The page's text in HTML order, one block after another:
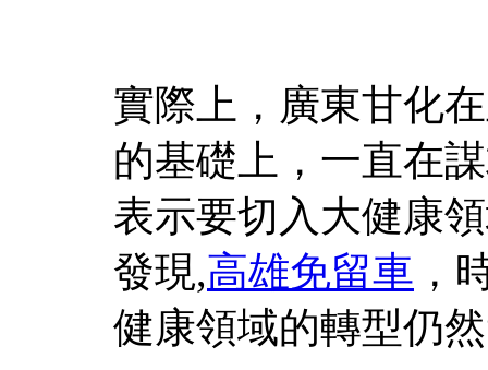
實際上，廣東甘化
的基礎上，一直在
表示要切入大健康
發現,高雄免留車 ，
健康領域的轉型仍